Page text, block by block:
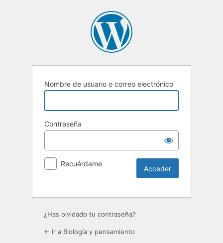
Nombre de usuario o correo electrónico
Contraseña
Recuérdame
¿Has olvidado tu contraseña?
← Ir a Biología y pensamiento